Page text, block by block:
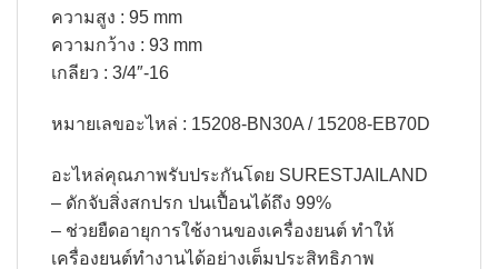
ความสูง : 95 mm
ความกว้าง : 93 mm
เกลียว : 3/4″-16
หมายเลขอะไหล่ : 15208-BN30A / 15208-EB70D
อะไหล่คุณภาพรับประกันโดย SURESTJAILAND
– ดักจับสิ่งสกปรก ปนเปื้อนได้ถึง 99%​
– ช่วยยืดอายุการใช้งานของเครื่องยนต์ ทำให้
เครื่องยนต์ทำงานได้อย่างเต็มประสิทธิภาพ​